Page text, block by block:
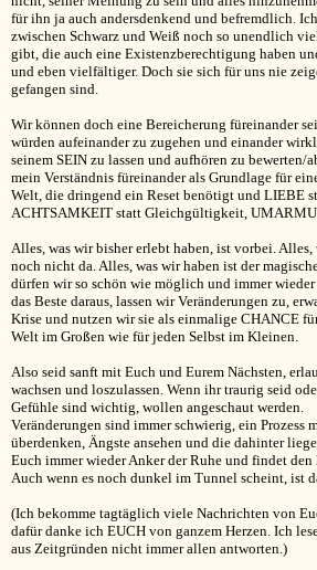
für ihn ja auch andersdenkend und befremdlich.
zwischen Schwarz und Weiß noch so unendlich
gibt, die auch eine Existenzberechtigung haben
und eben vielfältiger. Doch sie sich für uns nie
gefangen sind.
Wir können doch eine Bereicherung füreinander
würden aufeinander zu zugehen und einander
seinem SEIN zu lassen und aufhören zu bewerten/
mein Verständnis füreinander als Grundlage für
Welt, die dringend ein Reset benötigt und LIEBE
ACHTSAMKEIT statt Gleichgültigkeit,
Alles, was wir bisher erlebt haben, ist vorbei.
noch nicht da. Alles, was wir haben ist der
dürfen wir so schön wie möglich und immer
das Beste daraus, lassen wir Veränderungen zu,
Krise und nutzen wir sie als einmalige CHANCE
Welt im Großen wie für jeden Selbst im Kleinen.
Also seid sanft mit Euch und Eurem Nächsten,
wachsen und loszulassen. Wenn ihr traurig seid
Gefühle sind wichtig, wollen angeschaut werden.
Veränderungen sind immer schwierig, ein Prozess
überdenken, Ängste ansehen und die dahinter
Euch immer wieder Anker der Ruhe und findet
Auch wenn es noch dunkel im Tunnel scheint, ist
(Ich bekomme tagtäglich viele Nachrichten von
dafür danke ich EUCH von ganzem Herzen. Ich
aus Zeitgründen nicht immer allen antworten.)